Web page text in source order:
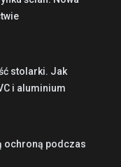
stolarki. Jak
i aluminium
ochroną podczas